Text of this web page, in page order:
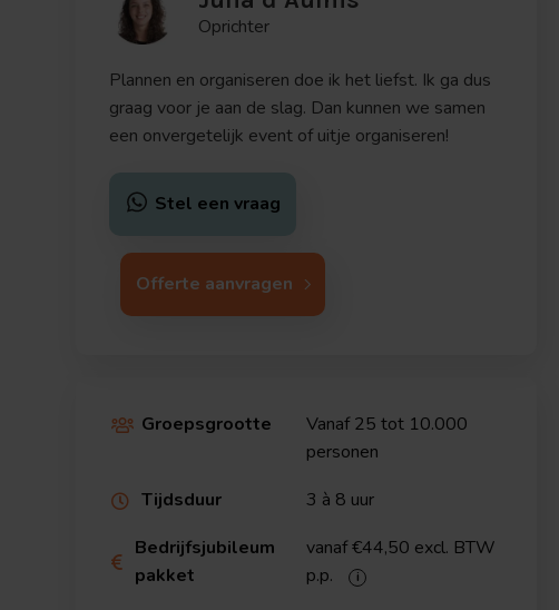
Oprichter
Plannen en organiseren doe ik het liefst. Ik ga dus
graag voor je aan de slag. Dan kunnen we samen
een onvergetelijk event of uitje organiseren!
Stel een vraag
Offerte aanvragen
 Groepsgrootte
Vanaf 25 tot 10.000
personen
 Tijdsduur 3 à 8 uur

Bedrijfsjubileum
pakket
vanaf €44,50 excl. BTW
p.p.